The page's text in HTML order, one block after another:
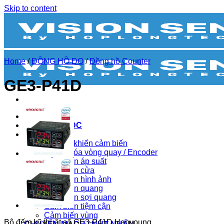
Skip to content
BIẾN TẦN
BỘ NGUỒN DC
CẢM BIẾN
Bộ điều khiển cảm biến
Bộ mã hóa vòng quay / Encoder
Cảm biến áp suất
Cảm biến cửa
Cảm biến hình ảnh
Cảm biến quang
Cảm biến sợi quang
Cảm biến tiệm cận
Cảm biến vùng
Home / ĐỒNG HỒ ĐO / Đồng hồ Counter
GE3-P41D
Bộ đếm kỹ thuật số GE3-P41D Hanyoung